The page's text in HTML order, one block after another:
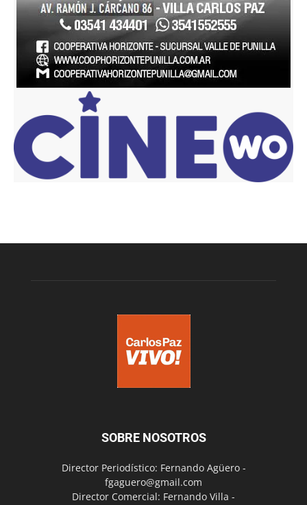
SOBRE NOSOTROS
Director Periodístico: Fernando Agüero -
fgaguero@gmail.com
Director Comercial: Fernando Villa -